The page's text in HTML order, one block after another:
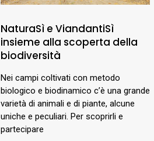
NaturaSì e ViandantiSì
insieme alla scoperta della
biodiversità
Nei campi coltivati con metodo
biologico e biodinamico c’è una grande
varietà di animali e di piante, alcune
uniche e peculiari. Per scoprirli e
partecipare